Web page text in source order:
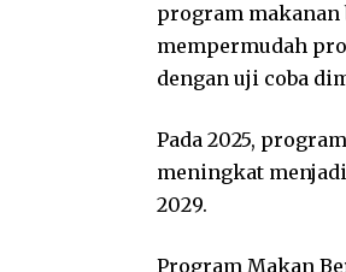
program makanan
mempermudah
dengan uji coba
Pada 2025,
meningkat
2029.
Program Makan